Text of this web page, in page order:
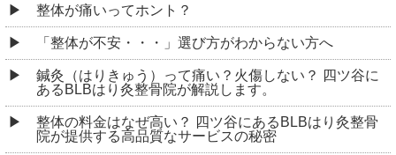
整体が痛いってホント？
「整体が不安・・・」選び方がわからない方へ
鍼灸（はりきゅう）って痛い？火傷しない？ 四ツ谷に
あるBLBはり灸整骨院が解説します。
整体の料金はなぜ高い？ 四ツ谷にあるBLBはり灸整骨
院が提供する高品質なサービスの秘密